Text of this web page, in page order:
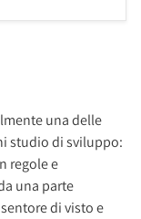
una delle
studio di sviluppo:
regole e
una parte
di visto e